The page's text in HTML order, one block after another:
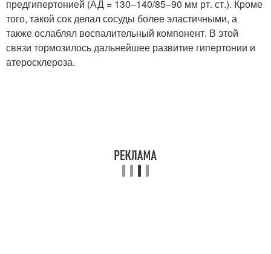
предгипертонией (АД = 130–140/85–90 мм рт. ст.). Кроме
того, такой сок делал сосуды более эластичными, а
также ослаблял воспалительный компонент. В этой
связи тормозилось дальнейшее развитие гипертонии и
атеросклероза.